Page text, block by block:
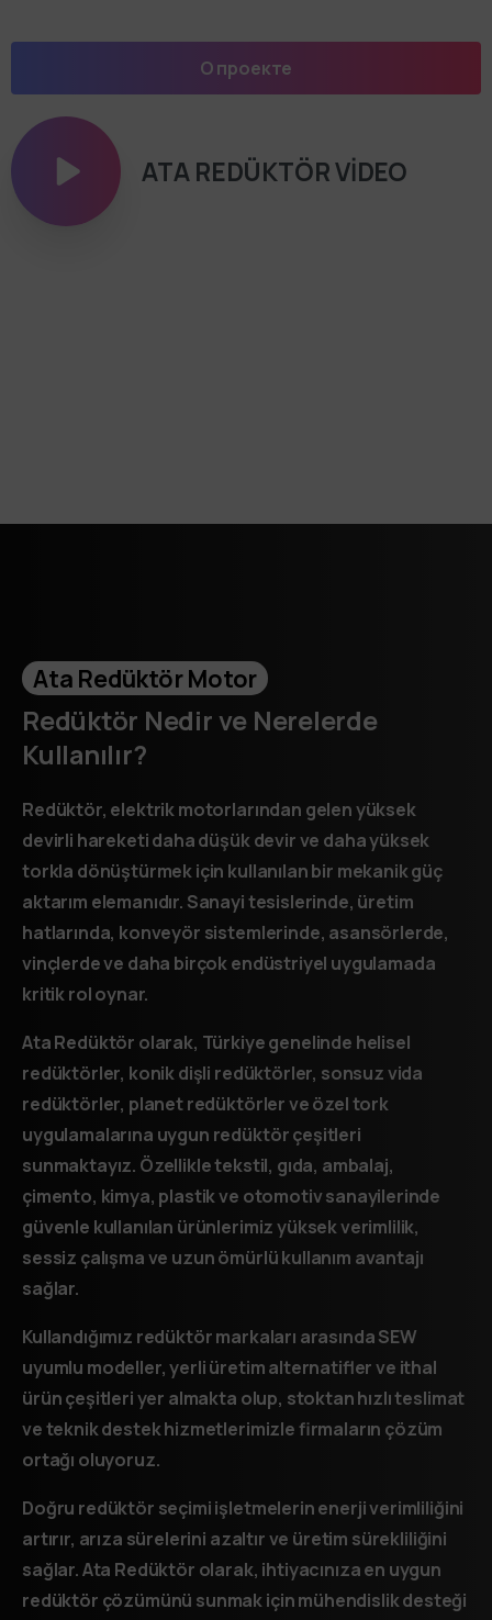
О проекте
ATA REDÜKTÖR VİDEO
Ata Redüktör Motor
Redüktör Nedirve Nerelerde
Kullanılır?
Redüktör, elektrik motorlarından gelen yüksek
devirli hareketi daha düşük devir ve daha yüksek
torkla dönüştürmek için kullanılan bir mekanik güç
aktarım elemanıdır. Sanayi tesislerinde, üretim
hatlarında, konveyör sistemlerinde, asansörlerde,
vinçlerde ve daha birçok endüstriyel uygulamada
kritik rol oynar.
Ata Redüktör olarak, Türkiye genelinde helisel
redüktörler, konik dişli redüktörler, sonsuz vida
redüktörler, planet redüktörler ve özel tork
uygulamalarına uygun redüktör çeşitleri
sunmaktayız. Özellikle tekstil, gıda, ambalaj,
çimento, kimya, plastik ve otomotiv sanayilerinde
güvenle kullanılan ürünlerimiz yüksek verimlilik,
sessiz çalışma ve uzun ömürlü kullanım avantajı
sağlar.
Kullandığımız redüktör markaları arasında SEW
uyumlu modeller, yerli üretim alternatifler ve ithal
ürün çeşitleri yer almakta olup, stoktan hızlı teslimat
ve teknik destek hizmetlerimizle firmaların çözüm
ortağı oluyoruz.
Doğru redüktör seçimi işletmelerin enerji verimliliğini
artırır, arıza sürelerini azaltır ve üretim sürekliliğini
sağlar. Ata Redüktör olarak, ihtiyacınıza en uygun
redüktör çözümünü sunmak için mühendislik desteği